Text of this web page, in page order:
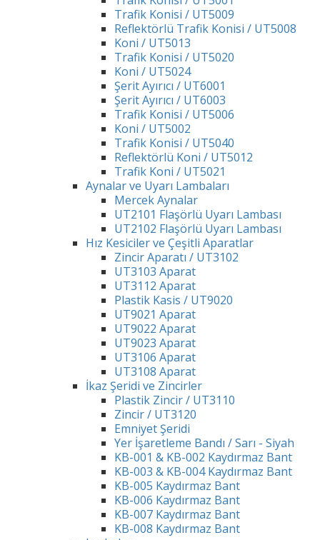
Trafik Konisi / UT5009
Reflektörlü Trafik Konisi / UT5008
Koni / UT5013
Trafik Konisi / UT5020
Koni / UT5024
Şerit Ayırıcı / UT6001
Şerit Ayırıcı / UT6003
Trafik Konisi / UT5006
Koni / UT5002
Trafik Konisi / UT5040
Reflektörlü Koni / UT5012
Trafik Koni / UT5021
Aynalar ve Uyarı Lambaları
Mercek Aynalar
UT2101 Flaşörlü Uyarı Lambası
UT2102 Flaşörlü Uyarı Lambası
Hız Kesiciler ve Çeşitli Aparatlar
Zincir Aparatı / UT3102
UT3103 Aparat
UT3112 Aparat
Plastik Kasis / UT9020
UT9021 Aparat
UT9022 Aparat
UT9023 Aparat
UT3106 Aparat
UT3108 Aparat
İkaz Şeridi ve Zincirler
Plastik Zincir / UT3110
Zincir / UT3120
Emniyet Şeridi
Yer İşaretleme Bandı / Sarı - Siyah
KB-001 & KB-002 Kaydırmaz Bant
KB-003 & KB-004 Kaydırmaz Bant
KB-005 Kaydırmaz Bant
KB-006 Kaydırmaz Bant
KB-007 Kaydırmaz Bant
KB-008 Kaydırmaz Bant